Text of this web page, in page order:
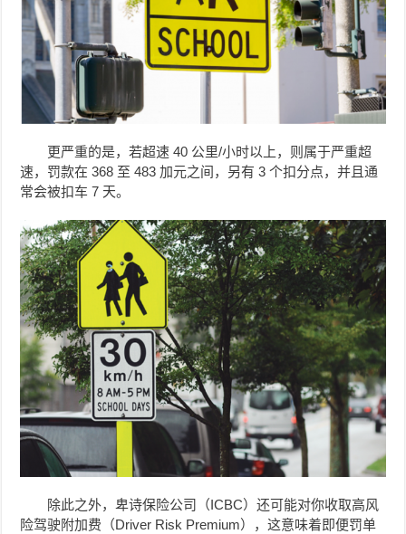
更严重的是，若超速 40 公里/小时以上，则属于严重超
速，罚款在 368 至 483 加元之间，另有 3 个扣分点，并且通
常会被扣车 7 天。
除此之外，卑诗保险公司（ICBC）还可能对你收取高风
险驾驶附加费（Driver Risk Premium），这意味着即便罚单